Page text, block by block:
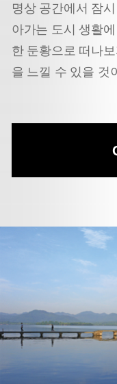
명상 공간에서 잠
아가는 도시 생활
한 둔황으로 떠나
을 느낄 수 있을 것